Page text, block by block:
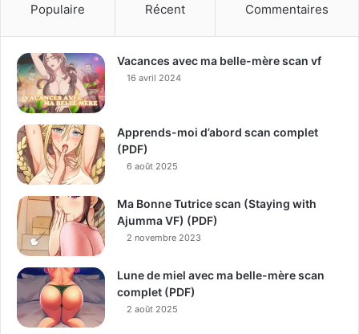
Populaire Récent Commentaires
Vacances avec ma belle-mère scan vf
16 avril 2024
Apprends-moi d’abord scan complet
(PDF)
6 août 2025
Ma Bonne Tutrice scan (Staying with
Ajumma VF) (PDF)
2 novembre 2023
Lune de miel avec ma belle-mère scan
complet (PDF)
2 août 2025